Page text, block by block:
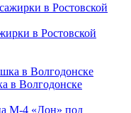
в Ростовской
в Волгодонске